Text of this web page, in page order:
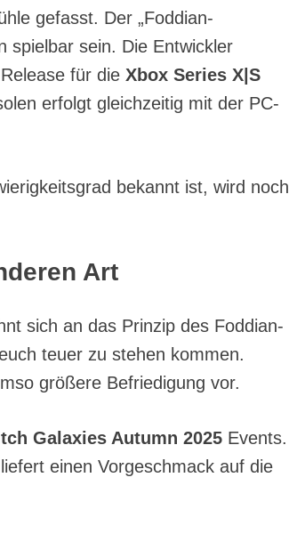
gefasst. Der „Foddian-
spielbar sein. Die Entwickler
für die Xbox Series X|S
erfolgt gleichzeitig mit der PC-
bekannt ist, wird noch
Art
sich an das Prinzip des Foddian-
teuer zu stehen kommen.
größere Befriedigung vor.
Galaxies Autumn 2025 Events.
einen Vorgeschmack auf die